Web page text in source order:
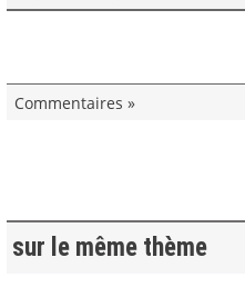
Commentaires »
sur le même thème